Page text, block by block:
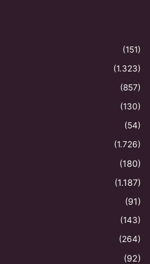
(151)
(1.323)
(857)
(130)
(54)
(1.726)
(180)
(1.187)
(91)
(143)
(264)
(92)